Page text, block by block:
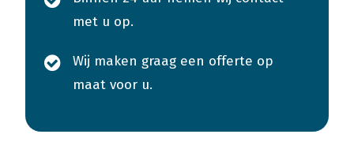
met u op.
Wij maken graag een offerte op
maat voor u.